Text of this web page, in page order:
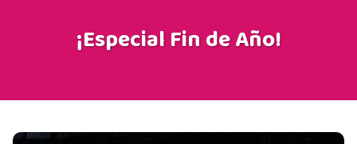
¡Especial Fin de Año!